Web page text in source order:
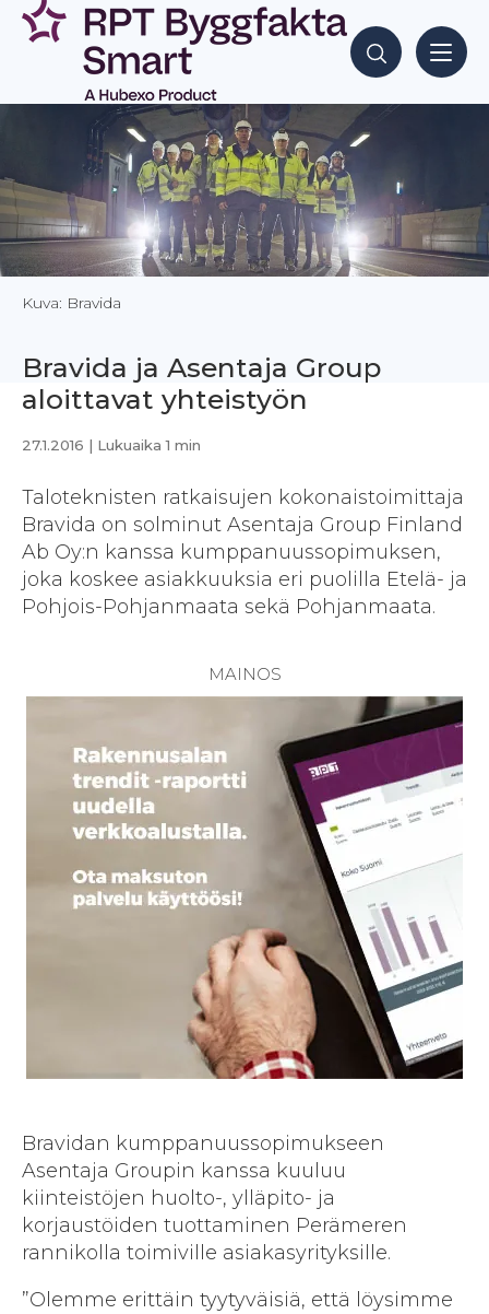
Siirry
sisältöön
Hae sisältöjä
Kuva: Bravida
Bravida ja Asentaja Group
aloittavat yhteistyön
27.1.2016 | Lukuaika 1 min
Taloteknisten ratkaisujen kokonaistoimittaja
Bravida on solminut Asentaja Group Finland
Ab Oy:n kanssa kumppanuussopimuksen,
joka koskee asiakkuuksia eri puolilla Etelä- ja
Pohjois-Pohjanmaata sekä Pohjanmaata.
Bravidan kumppanuussopimukseen
Asentaja Groupin kanssa kuuluu
kiinteistöjen huolto-, ylläpito- ja
korjaustöiden tuottaminen Perämeren
rannikolla toimiville asiakasyrityksille.
”Olemme erittäin tyytyväisiä, että löysimme